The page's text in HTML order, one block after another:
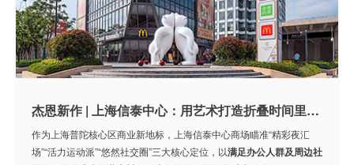
杰恩新作 | 上海信泰中心：用艺术打造折叠时间里的浮世百景
作为上海普陀核心区商业新地标，上海信泰中心商场瞄准“精彩夜汇
场”“活力运动派”“悠然社交圈”三大核心定位，以满足办公人群及周边社